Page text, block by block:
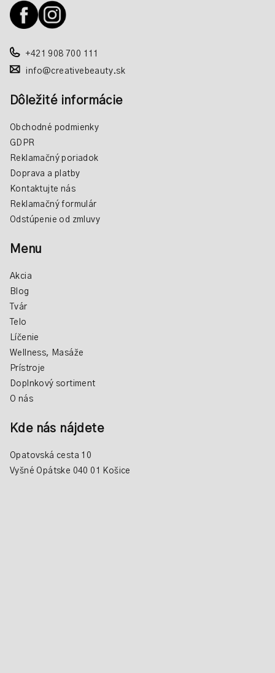
+421 908 700 111
info@creativebeauty.sk
Dôležité informácie
Obchodné podmienky
GDPR
Reklamačný poriadok
Doprava a platby
Kontaktujte nás
Reklamačný formulár
Odstúpenie od zmluvy
Menu
Akcia
Blog
Tvár
Telo
Líčenie
Wellness, Masáže
Prístroje
Doplnkový sortiment
O nás
Kde nás nájdete
Opatovská cesta 10
Vyšné Opátske 040 01 Košice